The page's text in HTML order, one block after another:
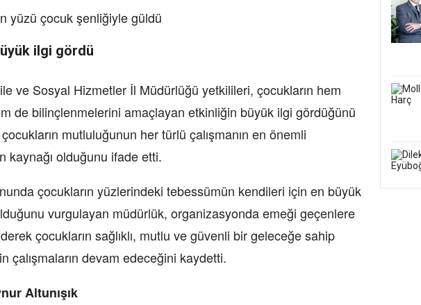
ilgi gördü
ve Sosyal Hizmetler İl Müdürlüğü yetkilileri, çocukların hem
de bilinçlenmelerini amaçlayan etkinliğin büyük ilgi gördüğünü
mutluluğunun her türlü çalışmanın en önemli
kaynağı olduğunu ifade etti.
çocukların yüzlerindeki tebessümün kendileri için en büyük
vurgulayan müdürlük, organizasyonda emeği geçenlere
çocukların sağlıklı, mutlu ve güvenli bir geleceğe sahip
çalışmaların devam edeceğini kaydetti.
Altunışık